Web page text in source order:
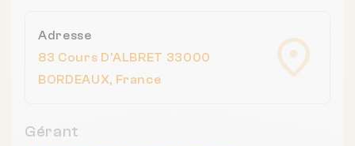
Adresse
83 Cours D'ALBRET 33000
BORDEAUX, France
Gérant